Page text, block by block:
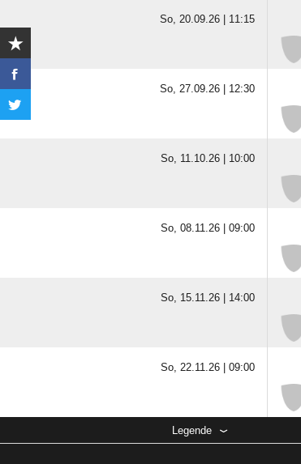
So, 20.09.26 | 11:15
So, 27.09.26 | 12:30
So, 11.10.26 | 10:00
So, 08.11.26 | 09:00
So, 15.11.26 | 14:00
So, 22.11.26 | 09:00
Legende